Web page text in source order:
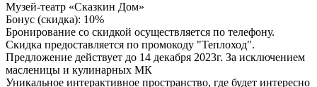
Музей-театр «Сказкин Дом»
Бонус (скидка): 10%
Бронирование со скидкой осуществляется по телефону.
Скидка предоставляется по промокоду "Теплоход".
Предложение действует до 14 декабря 2023г. За исключением
масленицы и кулинарных МК
Уникальное интерактивное пространство, где будет интересно